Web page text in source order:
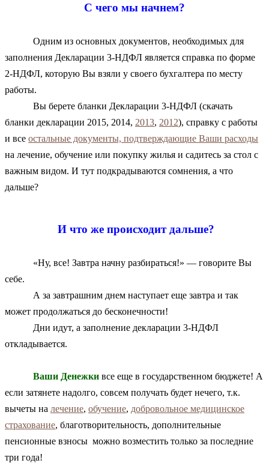
С чего мы начнем?
Одним из основных документов, необходимых для
заполнения Декларации 3-НДФЛ является справка по форме
2-НДФЛ, которую Вы взяли у своего бухгалтера по месту
работы.
Вы берете бланки Декларации 3-НДФЛ (скачать
бланки декларации 2015, 2014, 2013, 2012), справку с работы
и все остальные документы, подтверждающие Ваши расходы
на лечение, обучение или покупку жилья и садитесь за стол с
важным видом. И тут подкрадываются сомнения, а что
дальше?
И что же происходит дальше?
«Ну, все! Завтра начну разбираться!» — говорите Вы
себе.
А за завтрашним днем наступает еще завтра и так
может продолжаться до бесконечности!
Дни идут, а заполнение декларации 3-НДФЛ
откладывается.
Ваши Денежки все еще в государственном бюджете! А
если затянете надолго, совсем получать будет нечего, т.к.
вычеты на лечение, обучение, добровольное медицинское
страхование, благотворительность, дополнительные
пенсионные взносы можно возместить только за последние
три года!